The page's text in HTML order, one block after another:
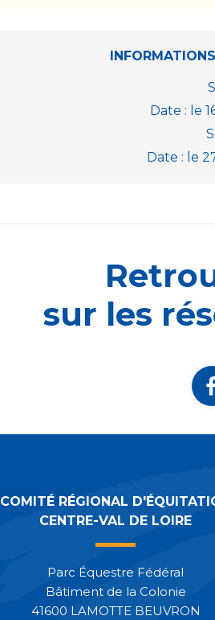
Date : le
Date : le
sur les
COMITÉ RÉGIONAL
CENTRE-VAL DE LOIRE
Parc Équestre Fédéral
Bâtiment de la Colonie
41600 LAMOTTE BEUVRON